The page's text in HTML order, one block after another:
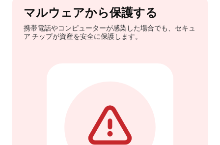
マルウェアから保護する
携帯電話やコンピューターが感染した場合でも、セキュ
ア チップが資産を安全に保護します。